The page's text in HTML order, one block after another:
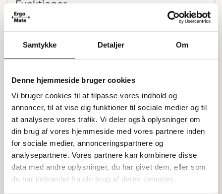
Samtykke Detaljer Om
Denne hjemmeside bruger cookies
Vi bruger cookies til at tilpasse vores indhold og
annoncer, til at vise dig funktioner til sociale medier og til
at analysere vores trafik. Vi deler også oplysninger om
din brug af vores hjemmeside med vores partnere inden
for sociale medier, annonceringspartnere og
analysepartnere. Vores partnere kan kombinere disse
data med andre oplysninger, du har givet dem, eller som
de har indsamlet fra din brug af deres tjenester.
Funktioner
Med Heavy Steel bordvogn får du en praktisk
designet til at være både stærk og pålidelig,
hvilket gør den ideel til forskellige arbejdsopgaver.
Specifikationer
Højde til platform: 300 mm
Afstand mellem hylder: 520 mm
Håndtag: 30 mm stålrør
Hjul: 2 faste og 2 drejbare i massiv gummi, 200 x 50
mm
Totalhøjde: 92 cm